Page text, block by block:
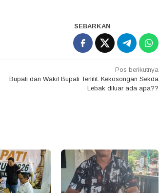
SEBARKAN
Pos berikutnya
Bupati dan Wakil Bupati Terlilit. Kekosongan Sekda
Lebak diluar ada apa??